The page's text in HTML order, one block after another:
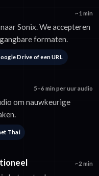
~1 min
Sonix. We accepteren
formaten.
Drive of een URL
5–6 min per uur audio
om nauwkeurige
Thai
~2 min